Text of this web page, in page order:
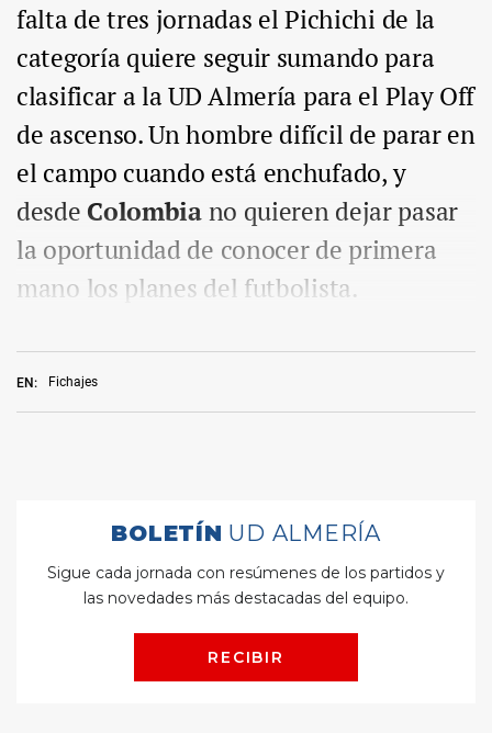
EN: Fichajes
falta de tres jornadas el Pichichi de la
categoría quiere seguir sumando para
clasificar a la UD Almería para el Play Off
de ascenso. Un hombre difícil de parar en
el campo cuando está enchufado, y
desde Colombiano quieren dejar pasar
la oportunidad de conocer de primera
mano los planes del futbolista.